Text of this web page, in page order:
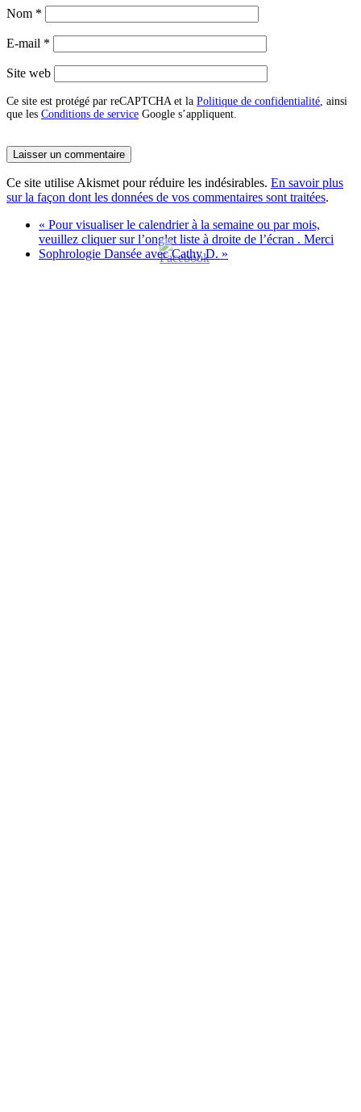
Nom *
E-mail *
Site web
Ce site est protégé par reCAPTCHA et la Politique de confidentialité , ainsi
que les Conditions de service Google s’appliquent.
Ce site utilise Akismet pour réduire les indésirables. En savoir plus
sur la façon dont les données de vos commentaires sont traitées.
« Pour visualiser le calendrier à la semaine ou par mois,
veuillez cliquer sur l’onglet liste à droite de l’écran . Merci
Sophrologie Dansée avec Cathy D. »